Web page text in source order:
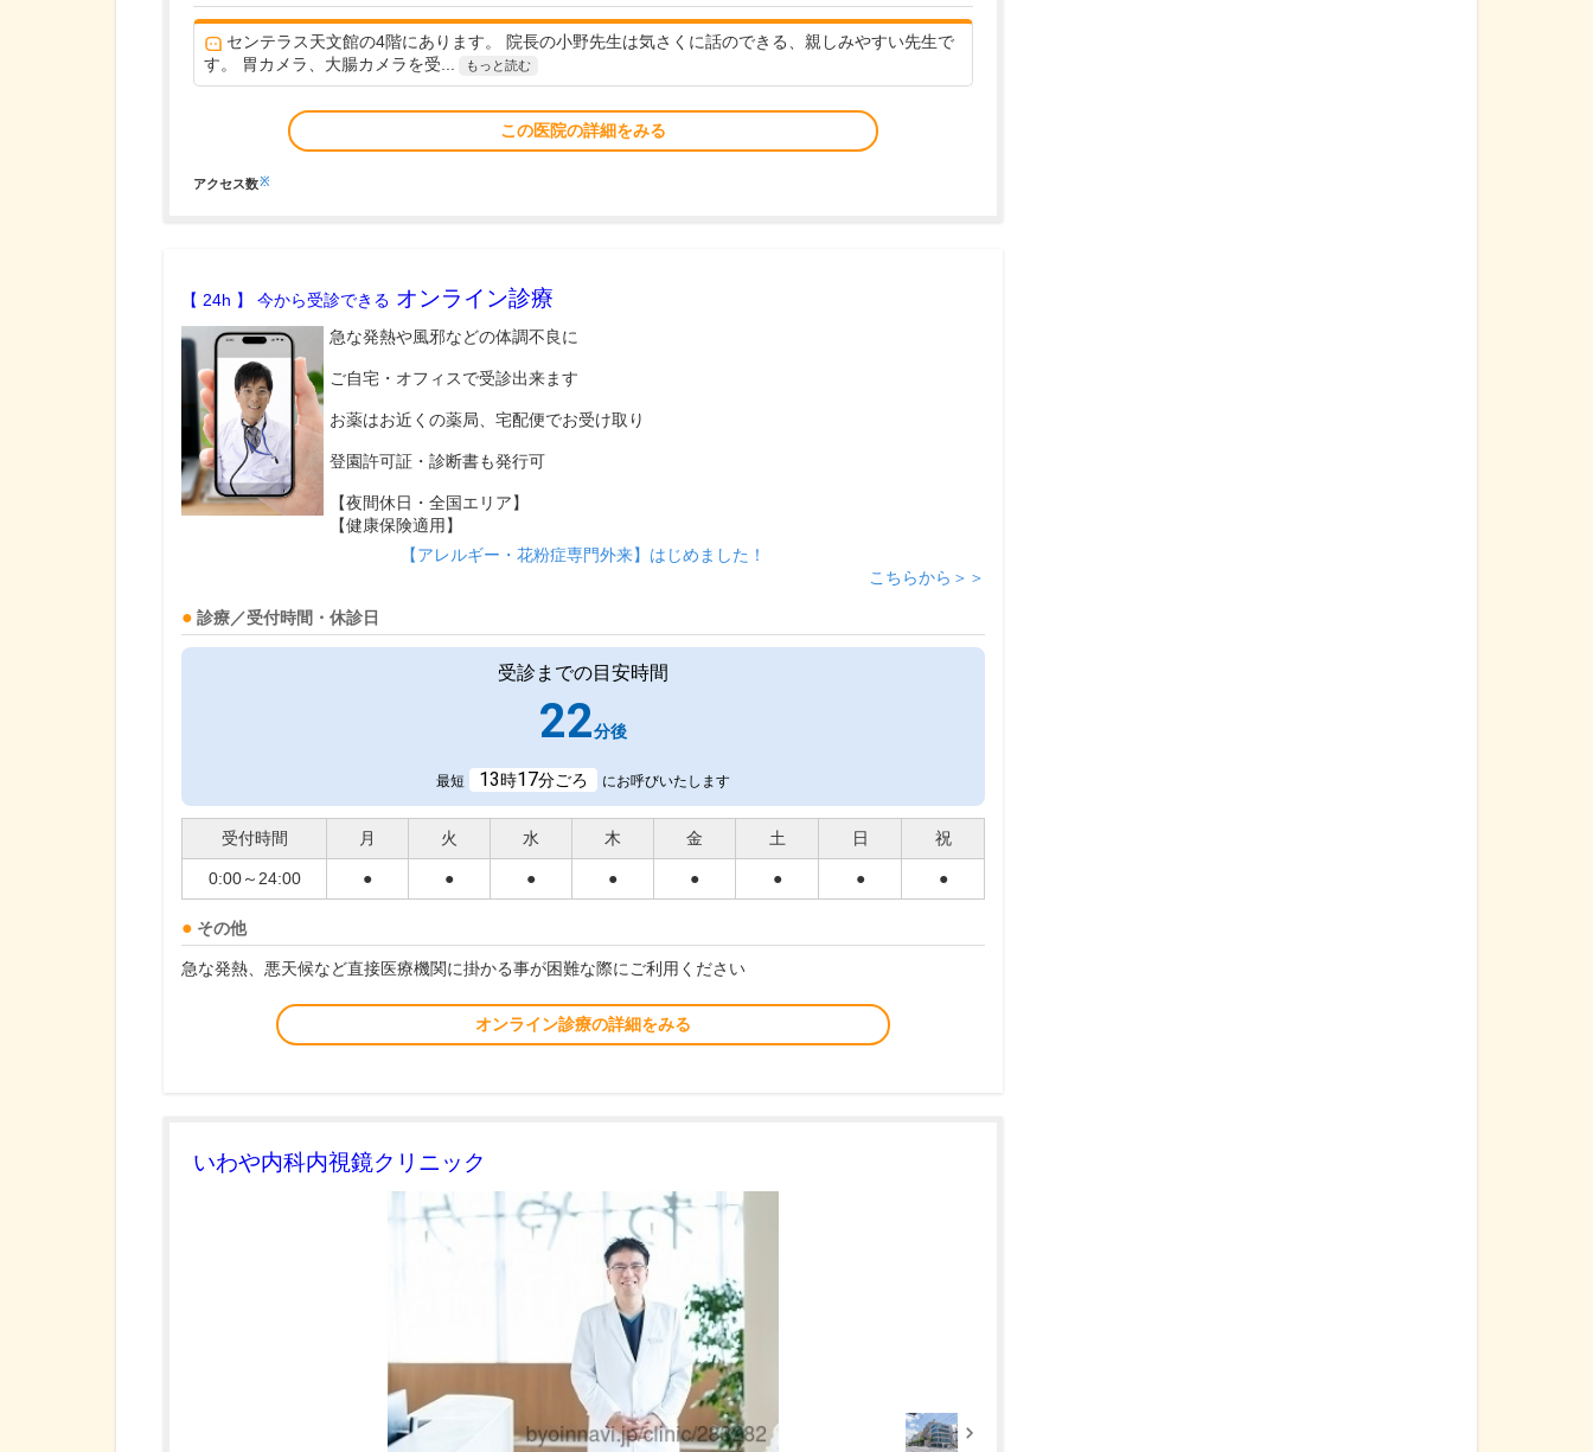
センテラス天文館の4階にあります。 院長の小野先生は気さくに話のできる、親しみやすい先生で
す。 胃カメラ、大腸カメラを受...
もっと読む
この医院の詳細をみる
アクセス数※
【 24h 】 今から受診できる オンライン診療
急な発熱や風邪などの体調不良に
ご自宅・オフィスで受診出来ます
お薬はお近くの薬局、宅配便でお受け取り
登園許可証・診断書も発行可
【夜間休日・全国エリア】
【健康保険適用】
【アレルギー・花粉症専門外来】はじめました！
こちらから＞＞
診療／受付時間・休診日
受診までの目安時間
22分後
最短 13時17分ごろ にお呼びいたします
受付時間 月 火 水 木 金 土 日 祝
0:00～24:00 ● ● ● ● ● ● ● ●
その他
急な発熱、悪天候など直接医療機関に掛かる事が困難な際にご利用ください
オンライン診療の詳細をみる
いわや内科内視鏡クリニック